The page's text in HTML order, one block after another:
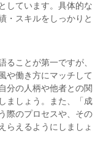
しています。具体的な
・スキルをしっかりと
ることが第一ですが、
や働き方にマッチして
分の人柄や他者との関
ましょう。また、「成
際のプロセスや、その
らえるようにしましょ